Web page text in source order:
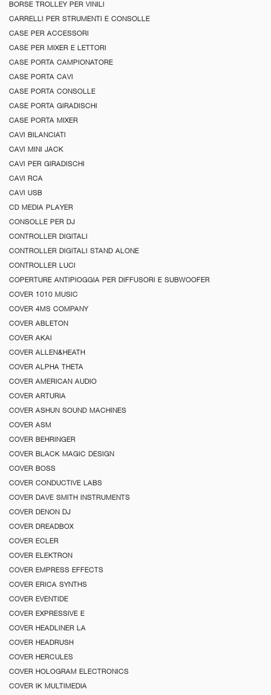
BORSE TROLLEY PER VINILI
CARRELLI PER STRUMENTI E CONSOLLE
CASE PER ACCESSORI
CASE PER MIXER E LETTORI
CASE PORTA CAMPIONATORE
CASE PORTA CAVI
CASE PORTA CONSOLLE
CASE PORTA GIRADISCHI
CASE PORTA MIXER
CAVI BILANCIATI
CAVI MINI JACK
CAVI PER GIRADISCHI
CAVI RCA
CAVI USB
CD MEDIA PLAYER
CONSOLLE PER DJ
CONTROLLER DIGITALI
CONTROLLER DIGITALI STAND ALONE
CONTROLLER LUCI
COPERTURE ANTIPIOGGIA PER DIFFUSORI E SUBWOOFER
COVER 1010 MUSIC
COVER 4MS COMPANY
COVER ABLETON
COVER AKAI
COVER ALLEN&HEATH
COVER ALPHA THETA
COVER AMERICAN AUDIO
COVER ARTURIA
COVER ASHUN SOUND MACHINES
COVER ASM
COVER BEHRINGER
COVER BLACK MAGIC DESIGN
COVER BOSS
COVER CONDUCTIVE LABS
COVER DAVE SMITH INSTRUMENTS
COVER DENON DJ
COVER DREADBOX
COVER ECLER
COVER ELEKTRON
COVER EMPRESS EFFECTS
COVER ERICA SYNTHS
COVER EVENTIDE
COVER EXPRESSIVE E
COVER HEADLINER LA
COVER HEADRUSH
COVER HERCULES
COVER HOLOGRAM ELECTRONICS
COVER IK MULTIMEDIA